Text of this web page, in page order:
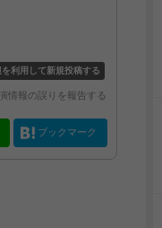
を利用して新規投稿する
情報の誤りを報告する
ブックマーク